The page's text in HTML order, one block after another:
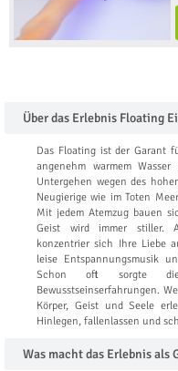
Über das Erlebnis Floating
Das Floating ist der Garant
angenehm warmem
Untergehen wegen des
Neugierige wie im Toten
Mit jedem Atemzug bauen
Geist wird immer stiller.
konzentrier sich Ihre Liebe
leise Entspannungsmusik
Schon oft sorgte
Bewusstseinserfahrungen.
Körper, Geist und Seele
Hinlegen, fallenlassen und
Was macht das Erlebnis als